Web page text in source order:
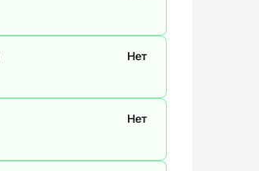
Нет
Нет